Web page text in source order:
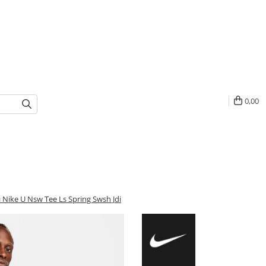
0,00
U Nsw Tee Ls Spring Swsh Jdi